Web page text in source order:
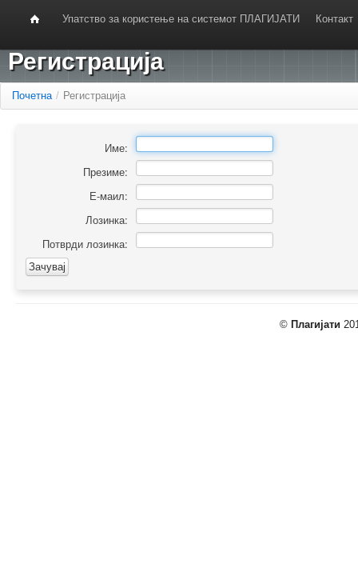
Упатство за користење на системот ПЛАГИЈАТИ Контакт
Регистрација
Почетна / Регистрација
Име:
Презиме:
Е-маил:
Лозинка:
Потврди лозинка:
© Плагијати